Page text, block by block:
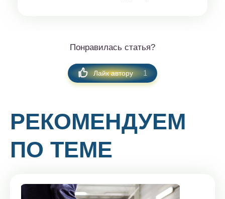
Понравилась статья?
Лайк автору 1
РЕКОМЕНДУЕМ
ПО ТЕМЕ